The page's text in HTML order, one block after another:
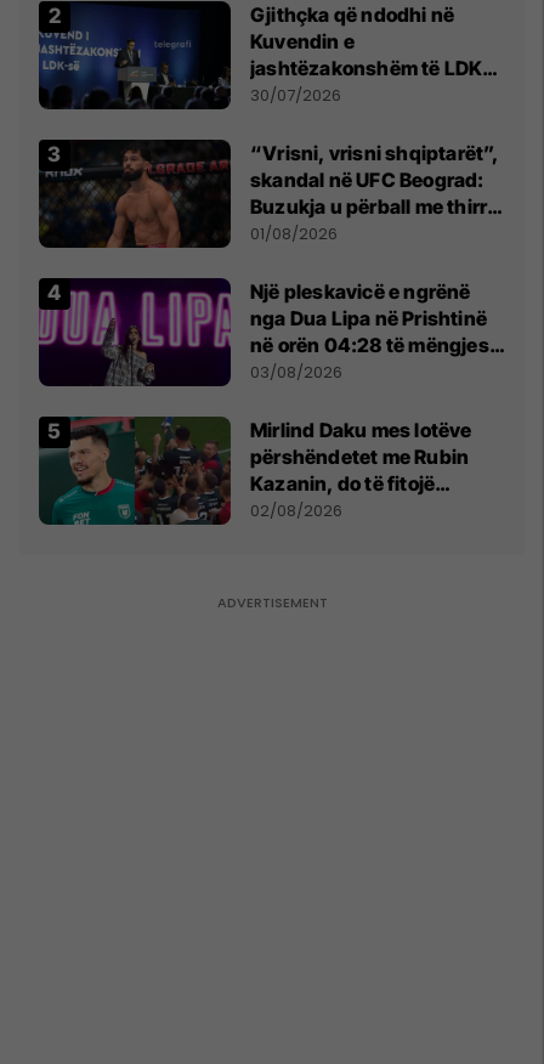
Gjithçka që ndodhi në
Kuvendin e
jashtëzakonshëm të LDK-
së
30/07/2026
“Vrisni, vrisni shqiptarët”,
skandal në UFC Beograd:
Buzukja u përball me thirrje
anti-shqiptare nga
01/08/2026
Një pleskavicë e ngrënë
nga Dua Lipa në Prishtinë
në orën 04:28 të mëngjesit
- dhe bota digjitale serbe
03/08/2026
Mirlind Daku mes lotëve
përshëndetet me Rubin
Kazanin, do të fitojë
miliona te Spartak Moska
02/08/2026